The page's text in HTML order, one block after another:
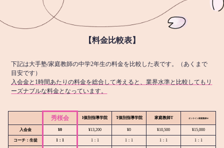
【料金比較表】
下記は大手塾/家庭教師の中学2年生の料金を比較した表です。（あくまで
目安です）
入会金と1時間あたりの料金を総合して考えると、業界水準と比較してもリ
ーズナブルな料金となっています。
秀桜会 I個別指導学院 T個別指導学院 家庭教師T オンライン家庭教師M
入会金 ¥0 ¥13,200 ¥0 ¥10,500 ¥15,000
コーチ：生徒 1：1 1：1 1：1 1：1 1：1